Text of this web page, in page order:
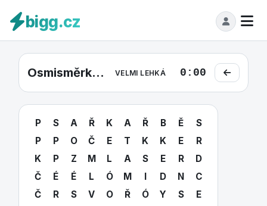
bigg.cz
Osmisměrka Velmi lehká #3 VELMI LEHKÁ 0:00
P S A Ř K A Ř B Ě
S
P
P O Č E T K K E
R
K
P Z M L A S E R
D
Č
É É L Ó M I D N
C
Č
R S V O Ř Ó Y S
E